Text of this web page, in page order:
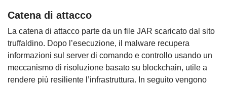
Catena di attacco
La catena di attacco parte da un file JAR scaricato dal sito
truffaldino. Dopo l’esecuzione, il malware recupera
informazioni sul server di comando e controllo usando un
meccanismo di risoluzione basato su blockchain, utile a
rendere più resiliente l’infrastruttura. In seguito vengono